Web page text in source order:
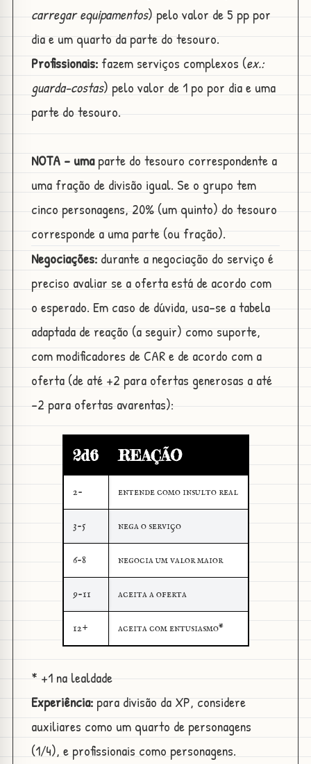
carregar equipamentos) pelo valor de 5 pp por
dia e um quarto da parte do tesouro.
Profissionais:fazem serviços complexos (ex.:
guarda-costas) pelo valor de 1 po por dia e uma
parte do tesouro.
NOTA - umaparte do tesouro correspondente a
uma fração de divisão igual. Se o grupo tem
cinco personagens, 20% (um quinto) do tesouro
corresponde a uma parte (ou fração).
Negociações:durante a negociação do serviço é
preciso avaliar se a oferta está de acordo com
o esperado. Em caso de dúvida, usa-se a tabela
adaptada de reação (a seguir) como suporte,
com modificadores de CAR e de acordo com a
oferta (de até +2 para ofertas generosas a até
-2 para ofertas avarentas):
2d6 REAÇÃO
2- entende como insulto real
3-5 nega o serviço
6-8 negocia um valor maior
9-11 aceita a oferta
12+ aceita com entusiasmo*
* +1 na lealdade
Experiência:para divisão da XP, considere
auxiliares como um quarto de personagens
(1/4), e profissionais como personagens.